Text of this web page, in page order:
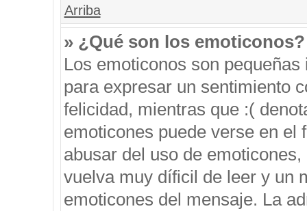
Arriba
» ¿Qué son los emoticonos?
Los emoticonos son
para expresar un sentimiento
felicidad, mientras que :(
emoticones puede verse en el
abusar del uso de
vuelva muy díficil de leer y un
emoticones del mensaje. La